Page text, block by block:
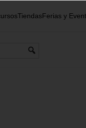
TiendasFerias y